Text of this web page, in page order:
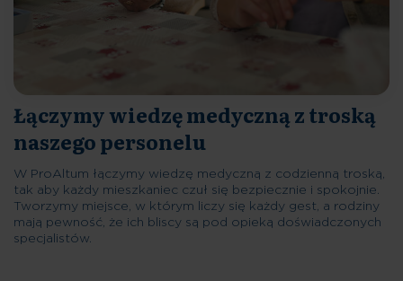
Łączymy wiedzę medyczną z troską
naszego personelu
W ProAltum łączymy wiedzę medyczną z codzienną troską,
tak aby każdy mieszkaniec czuł się bezpiecznie i spokojnie.
Tworzymy miejsce, w którym liczy się każdy gest, a rodziny
mają pewność, że ich bliscy są pod opieką doświadczonych
specjalistów.